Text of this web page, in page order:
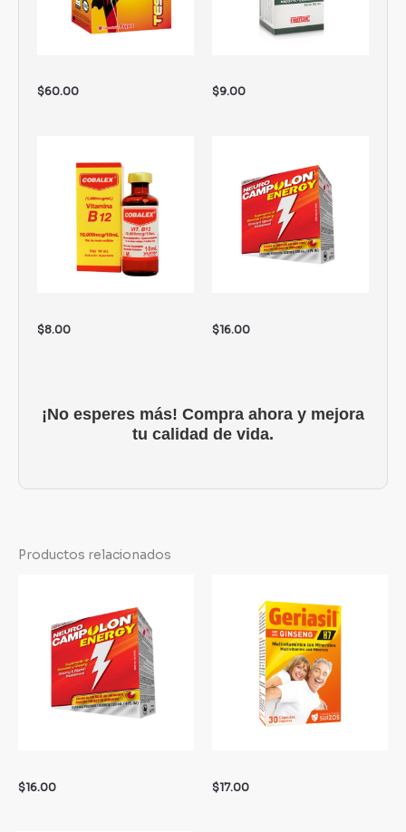
$60.00 $9.00
$8.00 $16.00
¡No esperes más! Compra ahora y mejora
tu calidad de vida.
Productos relacionados
$16.00 $17.00